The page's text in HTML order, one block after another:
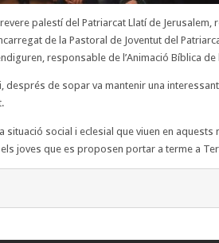
palestí del Patriarcat Llatí de
de la Pastoral de Joventut del
responsable de l’Animació Bíblica
i, després de sopar va mantenir una
situació social i eclesial que viuen en
joves que es proposen portar a terme a